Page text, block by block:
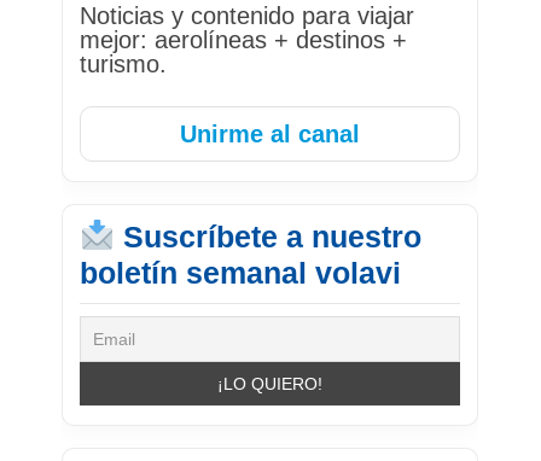
Noticias y contenido para viajar
mejor: aerolíneas + destinos +
turismo.
Unirme al canal
Suscríbete a nuestro
boletín semanal volavi